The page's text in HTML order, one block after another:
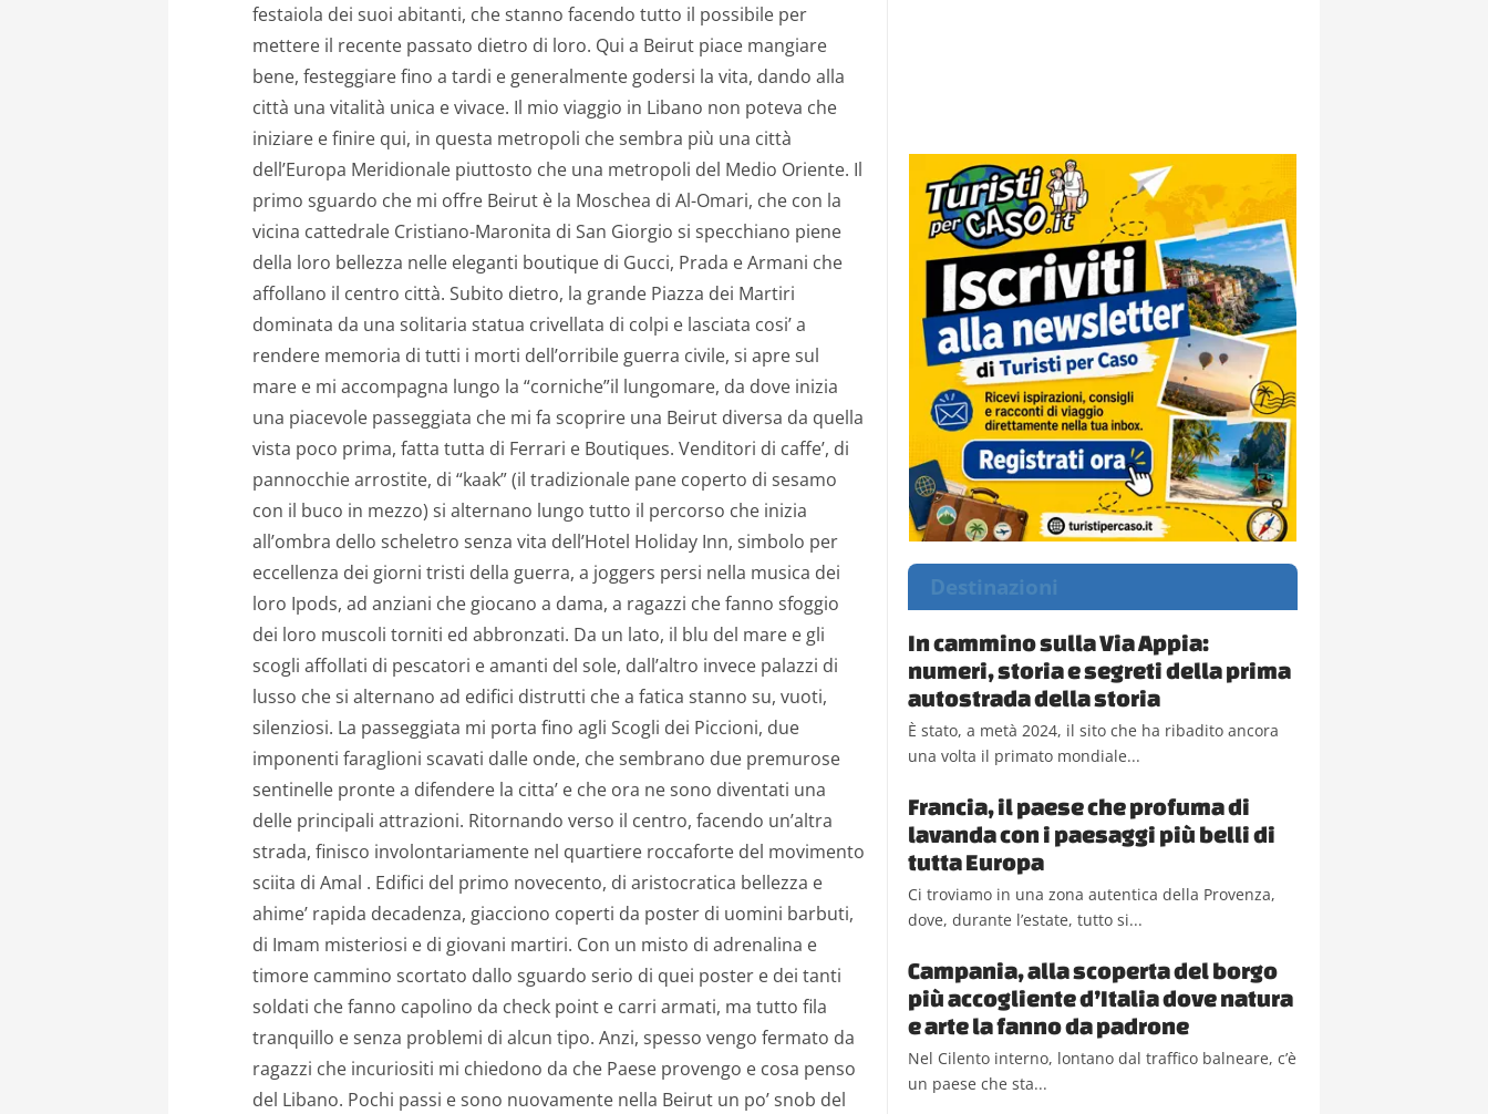
festaiola dei suoi abitanti, che stanno facendo tutto il possibile per
mettere il recente passato dietro di loro. Qui a Beirut piace mangiare
bene, festeggiare fino a tardi e generalmente godersi la vita, dando alla
città una vitalità unica e vivace. Il mio viaggio in Libano non poteva che
iniziare e finire qui, in questa metropoli che sembra più una città
dell’Europa Meridionale piuttosto che una metropoli del Medio Oriente. Il
primo sguardo che mi offre Beirut è la Moschea di Al-Omari, che con la
vicina cattedrale Cristiano-Maronita di San Giorgio si specchiano piene
della loro bellezza nelle eleganti boutique di Gucci, Prada e Armani che
affollano il centro città. Subito dietro, la grande Piazza dei Martiri
dominata da una solitaria statua crivellata di colpi e lasciata cosi’a
rendere memoria di tutti i morti dell’orribile guerra civile, si apre sul
mare e mi accompagna lungo la “corniche”il lungomare, da dove inizia
una piacevole passeggiata che mi fa scoprire una Beirut diversa da quella
vista poco prima, fatta tutta di Ferrari e Boutiques. Venditori di caffe’, di
pannocchie arrostite, di “kaak” (il tradizionale pane coperto di sesamo
con il buco in mezzo) si alternano lungo tutto il percorso che inizia
all’ombra dello scheletro senza vita dell’Hotel Holiday Inn, simbolo per
eccellenza dei giorni tristi della guerra, a joggers persi nella musica dei
loro Ipods, ad anziani che giocano a dama, a ragazzi che fanno sfoggio
dei loro muscoli torniti ed abbronzati. Da un lato, il blu del mare e gli
scogli affollati di pescatori e amanti del sole, dall’altro invece palazzi di
lusso che si alternano ad edifici distrutti che a fatica stanno su, vuoti,
silenziosi. La passeggiata mi porta fino agli Scogli dei Piccioni, due
imponenti faraglioni scavati dalle onde, che sembrano due premurose
sentinelle pronte a difendere la citta’ e che ora ne sono diventati una
delle principali attrazioni. Ritornando verso il centro, facendo un’altra
strada, finisco involontariamente nel quartiere roccaforte del movimento
sciita di Amal . Edifici del primo novecento, di aristocratica bellezza e
ahime’ rapida decadenza, giacciono coperti da poster di uomini barbuti,
di Imam misteriosi e di giovani martiri. Con un misto di adrenalina e
timore cammino scortato dallo sguardo serio di quei poster e dei tanti
soldati che fanno capolino da check point e carri armati, ma tutto fila
tranquillo e senza problemi di alcun tipo. Anzi, spesso vengo fermato da
ragazzi che incuriositi mi chiedono da che Paese provengo e cosa penso
del Libano. Pochi passi e sono nuovamente nella Beirut un po’ snob del
Destinazioni
In cammino sulla Via Appia:
numeri, storia e segreti della prima
autostrada della storia
È stato, a metà 2024, il sito che ha ribadito ancora
una volta il primato mondiale...
Francia, il paese che profuma di
lavanda con i paesaggi più belli di
tutta Europa
Ci troviamo in una zona autentica della Provenza,
dove, durante l’estate, tutto si...
Campania, alla scoperta del borgo
più accogliente d’Italia dove natura
e arte la fanno da padrone
Nel Cilento interno, lontano dal traffico balneare, c’è
un paese che sta...